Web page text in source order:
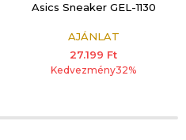
ADDITIONAL 15%
Asics Sneaker GEL-1130
AJÁNLAT
27.199 Ft
Kedvezmény32%